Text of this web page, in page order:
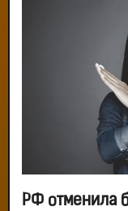
РФ отменила